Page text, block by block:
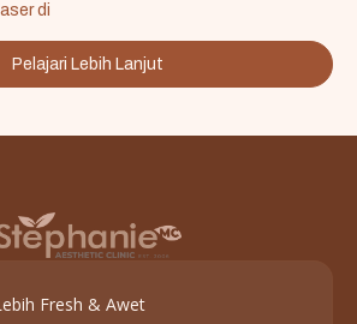
di
Pelajari Lebih Lanjut
Fresh & Awet